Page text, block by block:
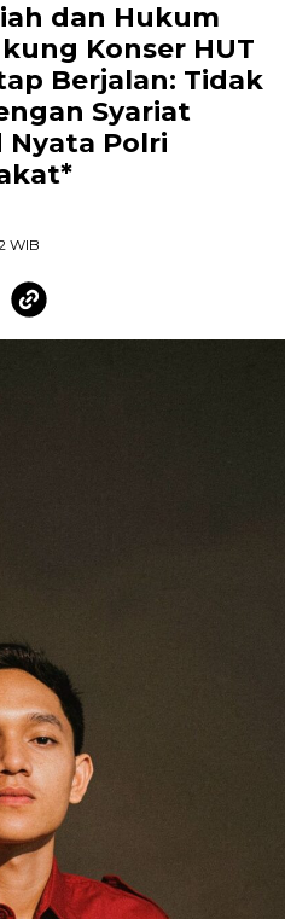
dan Hukum
Konser HUT
Berjalan: Tidak
Syariat
Nyata Polri
WIB